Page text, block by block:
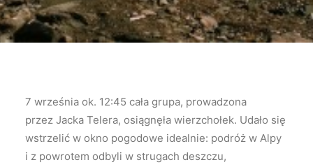
7 września ok. 12:45 cała grupa, prowadzona
przez Jacka Telera, osiągnęła wierzchołek. Udało się
wstrzelić w okno pogodowe idealnie: podróż w Alpy
i z powrotem odbyli w strugach deszczu,